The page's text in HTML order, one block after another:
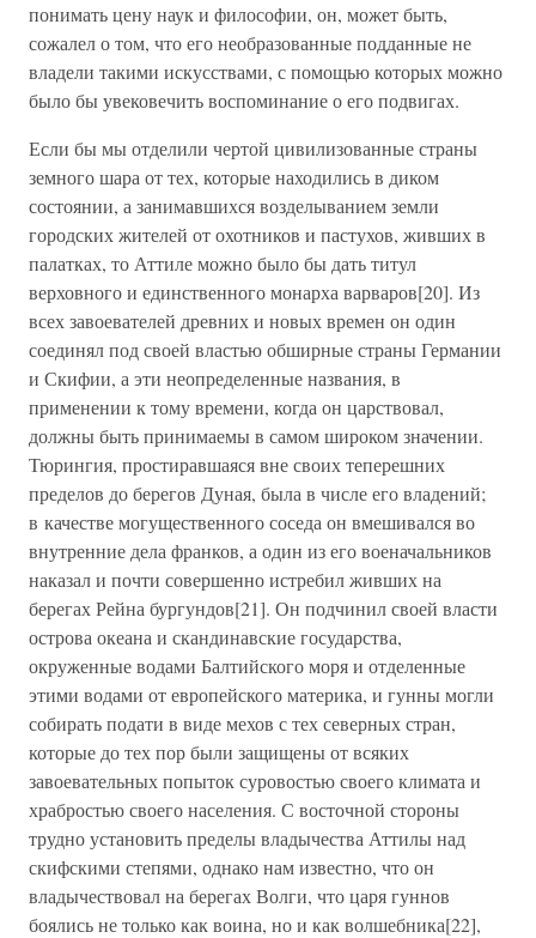
понимать цену наук и философии, он, может быть,
сожалел о том, что его необразованные подданные не
владели такими искусствами, с помощью которых можно
было бы увековечить воспоминание о его подвигах.
Если бы мы отделили чертой цивилизованные страны
земного шара от тех, которые находились в диком
состоянии, а занимавшихся возделыванием земли
городских жителей от охотников и пастухов, живших в
палатках, то Аттиле можно было бы дать титул
верховного и единственного монарха варваров[20]. Из
всех завоевателей древних и новых времен он один
соединял под своей властью обширные страны Германии
и Скифии, а эти неопределенные названия, в
применении к тому времени, когда он царствовал,
должны быть принимаемы в самом широком значении.
Тюрингия, простиравшаяся вне своих теперешних
пределов до берегов Дуная, была в числе его владений;
в качестве могущественного соседа он вмешивался во
внутренние дела франков, а один из его военачальников
наказал и почти совершенно истребил живших на
берегах Рейна бургундов[21]. Он подчинил своей власти
острова океана и скандинавские государства,
окруженные водами Балтийского моря и отделенные
этими водами от европейского материка, и гунны могли
собирать подати в виде мехов с тех северных стран,
которые до тех пор были защищены от всяких
завоевательных попыток суровостью своего климата и
храбростью своего населения. С восточной стороны
трудно установить пределы владычества Аттилы над
скифскими степями, однако нам известно, что он
владычествовал на берегах Волги, что царя гуннов
боялись не только как воина, но и как волшебника[22],